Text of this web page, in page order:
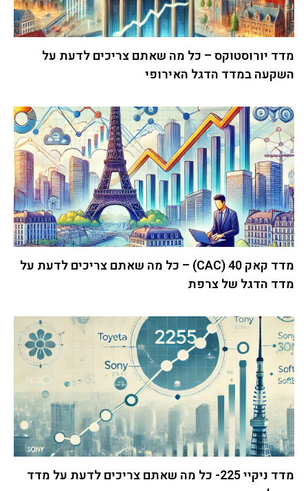
מדד יורוסטוקס – כל מה שאתם צריכים לדעת על
השקעה במדד הדגל האירופי
מדד קאק 40 (CAC) – כל מה שאתם צריכים לדעת על
מדד הדגל של צרפת
מדד ניקיי 225- כל מה שאתם צריכים לדעת על מדד